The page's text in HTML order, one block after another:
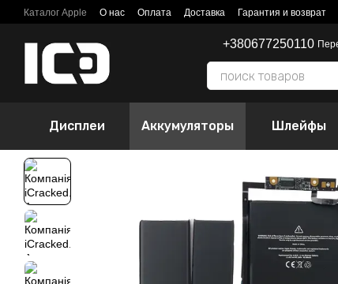
Перейти к основному контенту
Каталог Apple О нас Оплата Доставка Гарантия и возврат
+380677250110
Дисплеи Аккумуляторы Шлейфы